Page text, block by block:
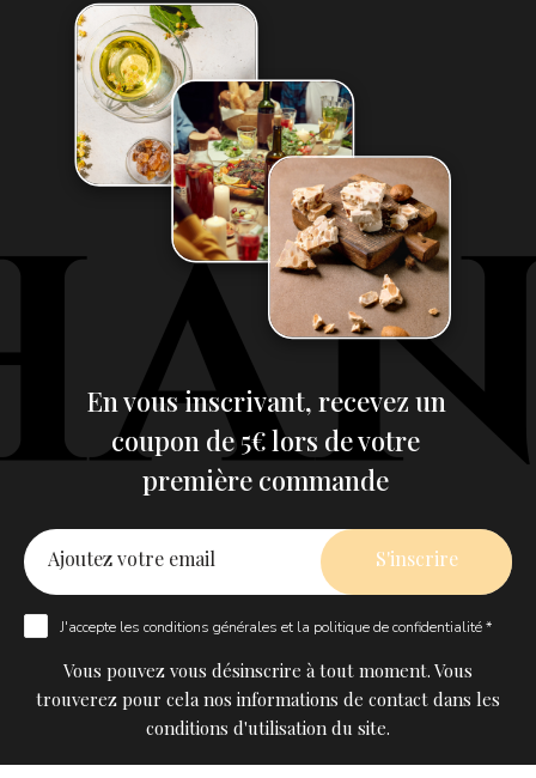
En vous inscrivant, recevez un
coupon de 5€ lors de votre
première commande
J'accepte les conditions générales et la politique de confidentialité *
Vous pouvez vous désinscrire à tout moment. Vous
trouverez pour cela nos informations de contact dans les
conditions d'utilisation du site.